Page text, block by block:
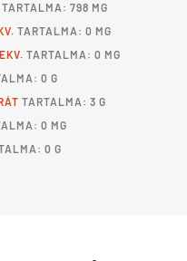
TARTALMA: 798 MG
TARTALMA: 0 MG
TARTALMA: 0 MG
0 G
TARTALMA: 3 G
0 MG
0 G